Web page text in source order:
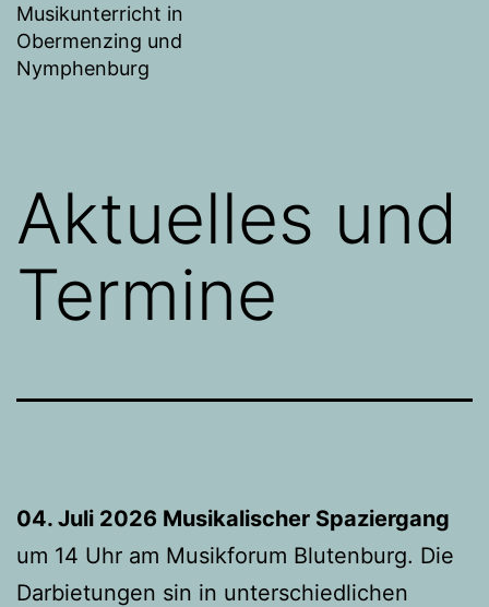
Musikunterricht in
Obermenzing und
Nymphenburg
Aktuelles und
Termine
04. Juli 2026 Musikalischer Spaziergang
um 14 Uhr am Musikforum Blutenburg. Die
Darbietungen sin in unterschiedlichen